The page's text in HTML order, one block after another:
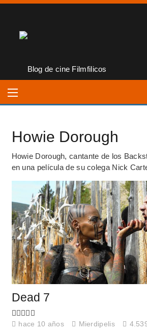
Howie Dorough
Howie Dorough, cantante de los
en una película de su colega Nick
Dead 7
hace 10 años Mierdipelis